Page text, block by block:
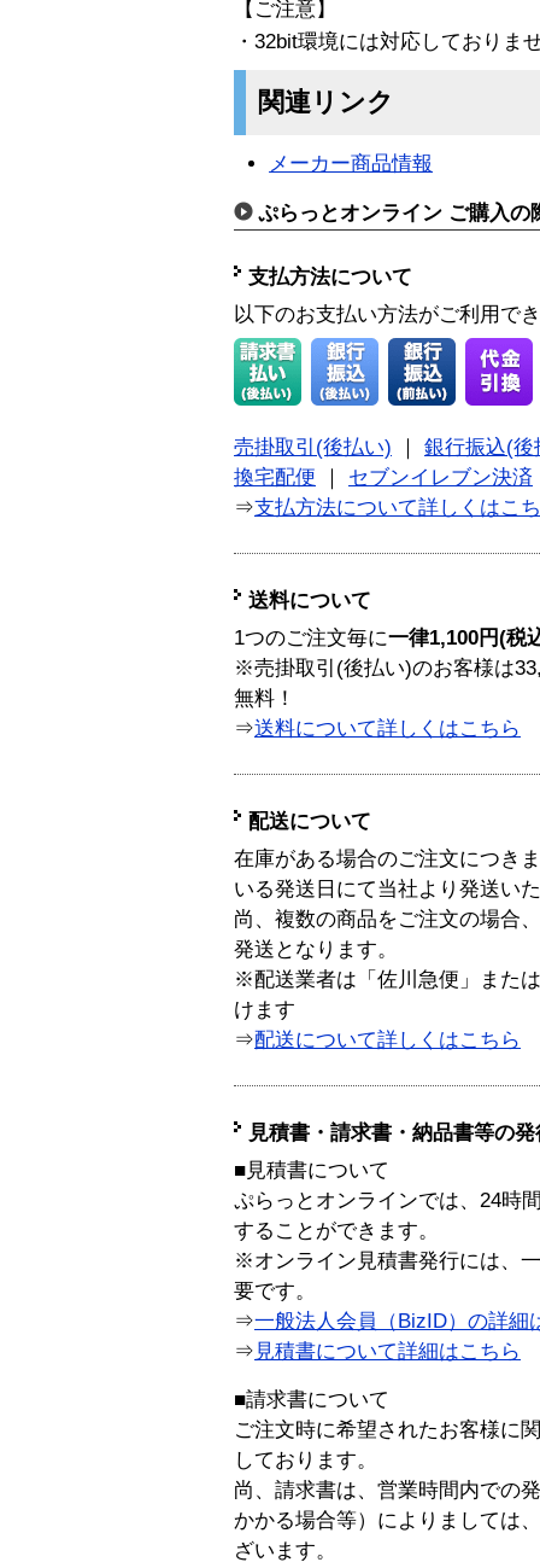
【ご注意】
・32bit環境には対応しておりま
関連リンク
メーカー商品情報
ぷらっとオンライン ご購入の
支払方法について
以下のお支払い方法がご利用で
売掛取引(後払い)
銀行振込(後
換宅配便
セブンイレブン決済
⇒支払方法について詳しくはこ
送料について
1つのご注文毎に一律1,100円(税
※売掛取引(後払い)のお客様は
無料！
⇒送料について詳しくはこちら
配送について
在庫がある場合のご注文につき
いる発送日にて当社より発送い
尚、複数の商品をご注文の場合
発送となります。
※配送業者は「佐川急便」また
けます
⇒配送について詳しくはこちら
見積書・請求書・納品書等の
■見積書について
ぷらっとオンラインでは、24時
することができます。
※オンライン見積書発行には、
要です。
⇒一般法人会員（BizID）の詳細
⇒ 見積書について詳細はこちら
■請求書について
ご注文時に希望されたお客様に
しております。
尚、請求書は、営業時間内での
かかる場合等）によりましては
ざいます。